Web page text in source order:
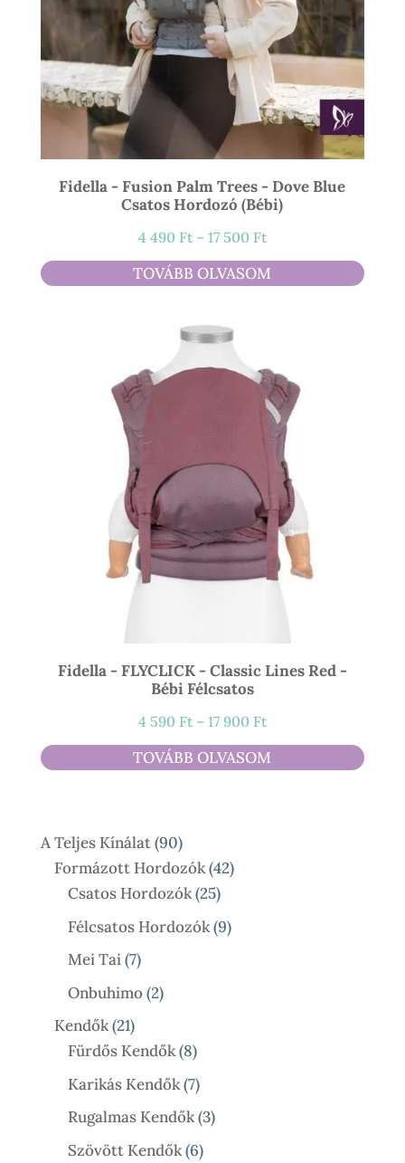
Fidella - Fusion Palm Trees - Dove Blue
Csatos Hordozó (bébi)
4 490 Ft – 17 500 FtÁrtartomány:
4
490 Ft
TOVÁBB OLVASOM
Fidella - FLYCLICK - Classic Lines Red -
Bébi Félcsatos
4 590 Ft – 17 900 FtÁrtartomány:
4
590 Ft
TOVÁBB OLVASOM
A Teljes Kínálat 9090
Termék
Formázott Hordozók 4242
Csatos Hordozók 2525
Termék
Félcsatos Hordozók 99
Mei Tai 77
Termék
Onbuhimo 22
Kendők 2121
Termék
Fürdős Kendők 88
Termék
Karikás Kendők 77
Termék
Rugalmas Kendők 33
Szövött Kendők 66